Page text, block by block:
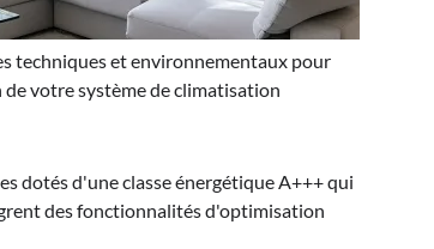
techniques et environnementaux pour
votre système de climatisation
dotés d'une classe énergétique A+++ qui
des fonctionnalités d'optimisation